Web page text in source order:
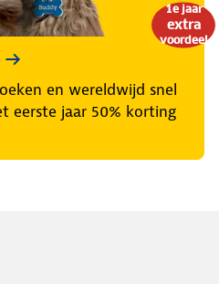
1e jaar
extra
voordeel
en wereldwijd snel
eerste jaar 50% korting